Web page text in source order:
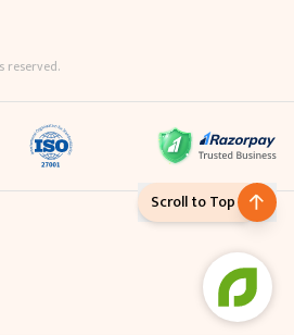
reserved.
है, जिसके माध्यम से आप घर बैठे ही मंदिर में विधि-
Mandir App से आप अपनी श्रद्धा के अनुसार
Scroll to Top